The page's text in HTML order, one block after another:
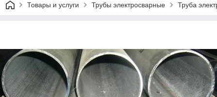
Товары и услуги Трубы электросварные Труба